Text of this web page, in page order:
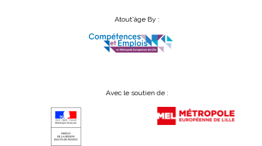
Atout'âge By :
Avec le soutien de :